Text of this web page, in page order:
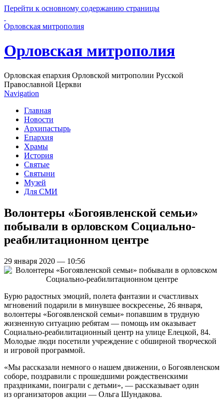
Перейти к основному содержанию страницы
Орловская митрополия
Орловская митрополия
Орловская епархия Орловской митрополии Русской
Православной Церкви
Navigation
Главная
Новости
Архипастырь
Епархия
Храмы
История
Святые
Святыни
Музей
Для СМИ
Волонтеры «Богоявленской семьи»
побывали в орловском Социально-
реабилитационном центре
29 января 2020 — 10:56
Бурю радостных эмоций, полета фантазии и счастливых
мгновений подарили в минувшее воскресенье, 26 января,
волонтеры «Богоявленской семьи» попавшим в трудную
жизненную ситуацию ребятам — помощь им оказывает
Социально-реабилитационный центр на улице Елецкой, 84.
Молодые люди посетили учреждение с обширной творческой
и игровой программой.
«Мы рассказали немного о нашем движении, о Богоявленском
соборе, поздравили с прошедшими рождественскими
праздниками, поиграли с детьми», — рассказывает один
из организаторов акции — Ольга Шундакова.